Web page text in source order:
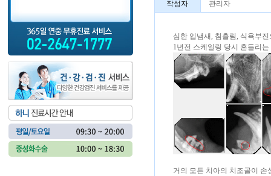
작성자 관리자
심한 입냄새, 침흘림, 식욕부
1년전 스케일링 당시 흔들리
거의 모든 치아의 치조골이